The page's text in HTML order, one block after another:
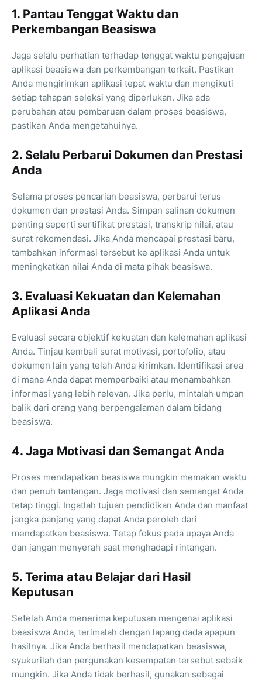
1. Pantau Tenggat Waktu dan
Perkembangan Beasiswa
Jaga selalu perhatian terhadap tenggat waktu pengajuan
aplikasi beasiswa dan perkembangan terkait. Pastikan
Anda mengirimkan aplikasi tepat waktu dan mengikuti
setiap tahapan seleksi yang diperlukan. Jika ada
perubahan atau pembaruan dalam proses beasiswa,
pastikan Anda mengetahuinya.
2. Selalu Perbarui Dokumen dan Prestasi
Anda
Selama proses pencarian beasiswa, perbarui terus
dokumen dan prestasi Anda. Simpan salinan dokumen
penting seperti sertifikat prestasi, transkrip nilai, atau
surat rekomendasi. Jika Anda mencapai prestasi baru,
tambahkan informasi tersebut ke aplikasi Anda untuk
meningkatkan nilai Anda di mata pihak beasiswa.
3. Evaluasi Kekuatan dan Kelemahan
Aplikasi Anda
Evaluasi secara objektif kekuatan dan kelemahan aplikasi
Anda. Tinjau kembali surat motivasi, portofolio, atau
dokumen lain yang telah Anda kirimkan. Identifikasi area
di mana Anda dapat memperbaiki atau menambahkan
informasi yang lebih relevan. Jika perlu, mintalah umpan
balik dari orang yang berpengalaman dalam bidang
beasiswa.
4. Jaga Motivasi dan Semangat Anda
Proses mendapatkan beasiswa mungkin memakan waktu
dan penuh tantangan. Jaga motivasi dan semangat Anda
tetap tinggi. Ingatlah tujuan pendidikan Anda dan manfaat
jangka panjang yang dapat Anda peroleh dari
mendapatkan beasiswa. Tetap fokus pada upaya Anda
dan jangan menyerah saat menghadapi rintangan.
5. Terima atau Belajar dari Hasil
Keputusan
Setelah Anda menerima keputusan mengenai aplikasi
beasiswa Anda, terimalah dengan lapang dada apapun
hasilnya. Jika Anda berhasil mendapatkan beasiswa,
syukurilah dan pergunakan kesempatan tersebut sebaik
mungkin. Jika Anda tidak berhasil, gunakan sebagai